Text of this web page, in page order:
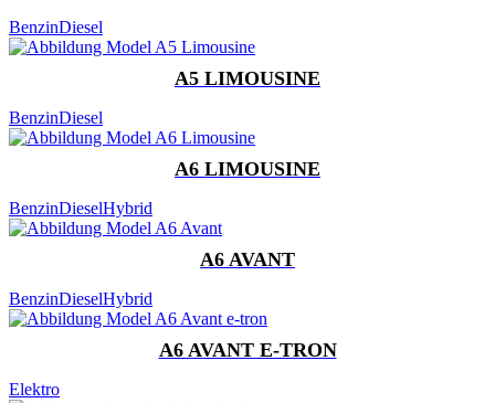
BenzinDiesel
A5 LIMOUSINE
BenzinDiesel
A6 LIMOUSINE
BenzinDieselHybrid
A6 AVANT
BenzinDieselHybrid
A6 AVANT E-TRON
Elektro